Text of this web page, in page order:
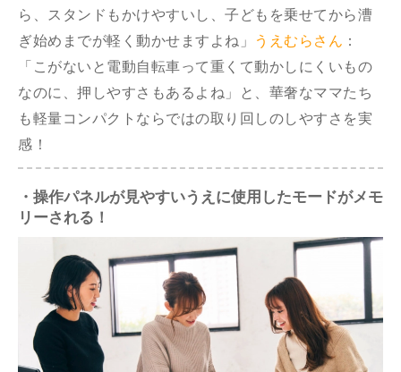
ら、スタンドもかけやすいし、子どもを乗せてから漕
ぎ始めまでが軽く動かせますよね」
うえむらさん ：
「こがないと電動自転車って重くて動かしにくいもの
なのに、押しやすさもあるよね」と、華奢なママたち
も軽量コンパクトならではの取り回しのしやすさを実
感！
・操作パネルが見やすいうえに使用したモードがメモ
リーされる！